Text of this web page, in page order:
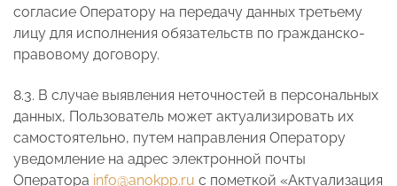
согласие Оператору на передачу данных третьему
лицу для исполнения обязательств по гражданско-
правовому договору.
8.3. В случае выявления неточностей в персональных
данных, Пользователь может актуализировать их
самостоятельно, путем направления Оператору
уведомление на адрес электронной почты
Оператора info@anokpp.ru с пометкой «Актуализация